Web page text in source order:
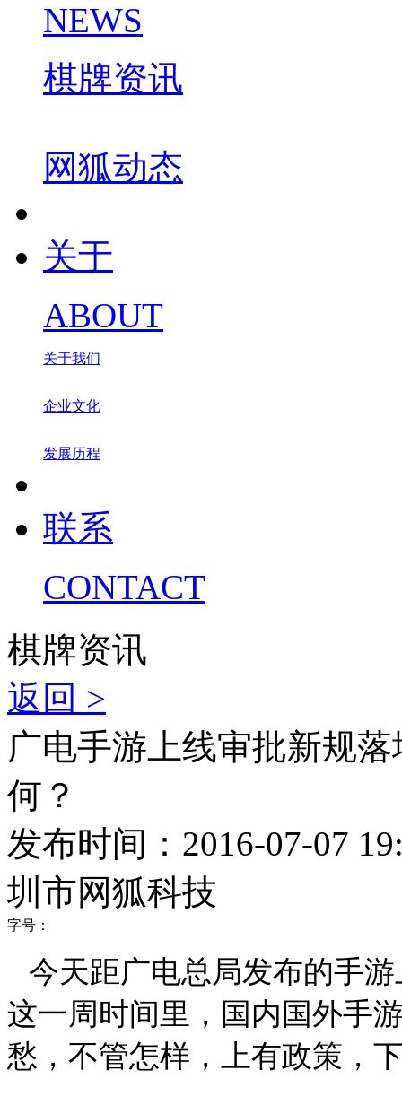
NEWS
棋牌资讯
网狐动态
关于
ABOUT
关于我们
企业文化
发展历程
联系
CONTACT
棋牌资讯
返回 >
广电手游上线审批新规
何？
发布时间：2016-07-07
圳市网狐科技
字号：
今天距广电总局发布的手
这一周时间里，国内国外手
愁，不管怎样，上有政策，